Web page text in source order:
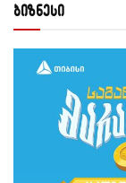
ბიზნესი